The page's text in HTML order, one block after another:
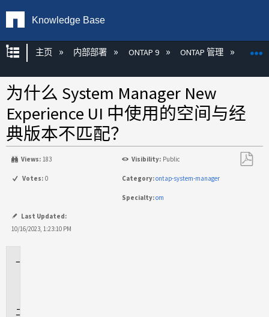
Knowledge Base
扩展/隐缩全局层次
主页 内部部署 ONTAP 9 ONTAP 管理
为什么 System Manager New
Experience UI 中使用的空间与经
典版本不匹配？
Views: 183 Visibility: Public
Votes: 0 Category:ontap-system-manager
Specialty:om
Last Updated:
10/16/2023, 1:23:10 PM